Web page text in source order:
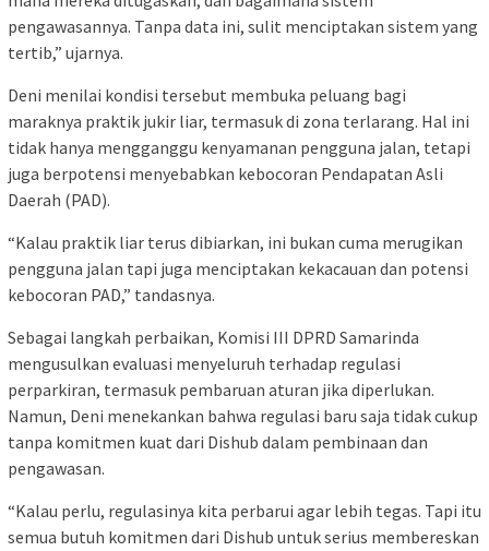
pengawasannya. Tanpa data ini, sulit menciptakan sistem yang
tertib,” ujarnya.
Deni menilai kondisi tersebut membuka peluang bagi
maraknya praktik jukir liar, termasuk di zona terlarang. Hal ini
tidak hanya mengganggu kenyamanan pengguna jalan, tetapi
juga berpotensi menyebabkan kebocoran Pendapatan Asli
Daerah (PAD).
“Kalau praktik liar terus dibiarkan, ini bukan cuma merugikan
pengguna jalan tapi juga menciptakan kekacauan dan potensi
kebocoran PAD,” tandasnya.
Sebagai langkah perbaikan, Komisi III DPRD Samarinda
mengusulkan evaluasi menyeluruh terhadap regulasi
perparkiran, termasuk pembaruan aturan jika diperlukan.
Namun, Deni menekankan bahwa regulasi baru saja tidak cukup
tanpa komitmen kuat dari Dishub dalam pembinaan dan
pengawasan.
“Kalau perlu, regulasinya kita perbarui agar lebih tegas. Tapi itu
semua butuh komitmen dari Dishub untuk serius membereskan